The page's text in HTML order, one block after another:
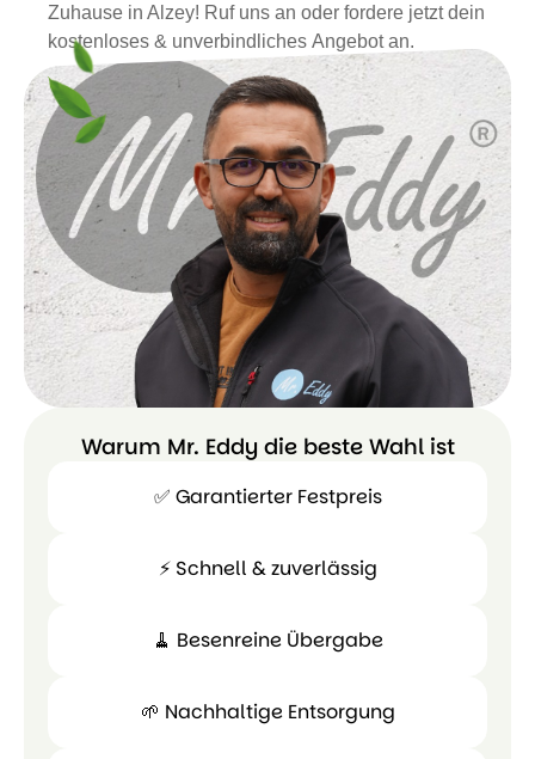
Zuhause in Alzey! Ruf uns an oder fordere jetzt dein
kostenloses & unverbindliches Angebot an.
Warum Mr. Eddy die beste Wahl ist
✅ Garantierter Festpreis
⚡ Schnell & zuverlässig
zuverlässig
🧹 Besenreine Übergabe
🌱 Nachhaltige Entsorgung